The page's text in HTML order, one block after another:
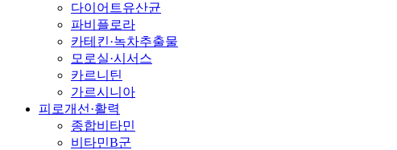
다이어트유산균
파비플로라
카테킨·녹차추출물
모로실·시서스
카르니틴
가르시니아
피로개선·활력
종합비타민
비타민B군